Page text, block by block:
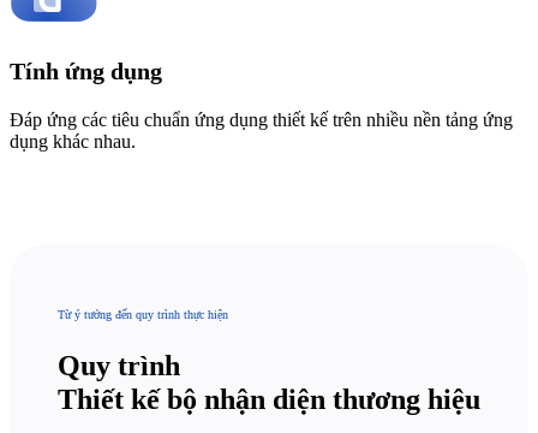
Tính ứng dụng
Đáp ứng các tiêu chuẩn ứng dụng thiết kế trên nhiều nền tảng ứng
dụng khác nhau.
Từ ý tưởng đến quy trình thực hiện
Quy trình
Thiết kế bộ nhận diện thương hiệu